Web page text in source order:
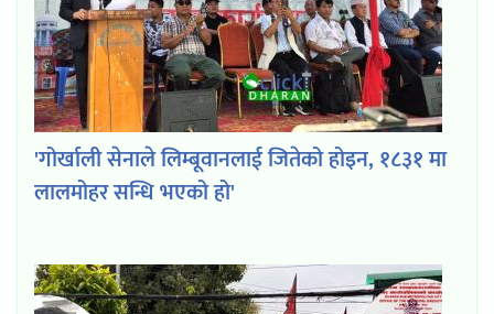
'गोर्खाली सेनाले लिम्बूवानलाई जितेको होइन, १८३१ मा
लालमोहर सन्धि भएको हो'